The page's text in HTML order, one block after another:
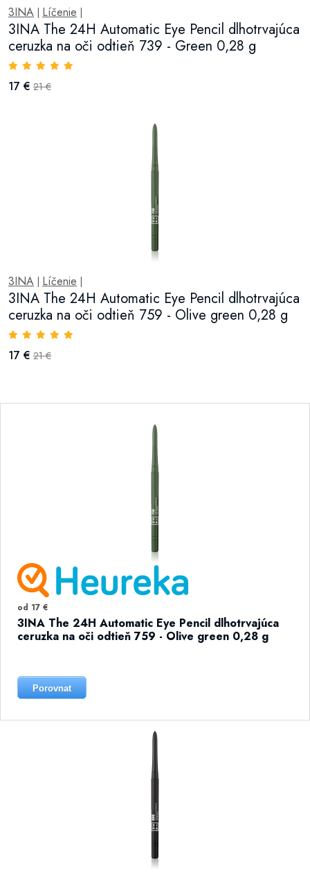
3INA Líčenie
3INA The 24H Automatic Eye Pencil dlhotrvajúca
ceruzka na oči odtieň 739 - Green 0,28 g
17 € 21 €
3INA Líčenie
3INA The 24H Automatic Eye Pencil dlhotrvajúca
ceruzka na oči odtieň 759 - Olive green 0,28 g
17 € 21 €
od 17 €
3INA The 24H Automatic Eye Pencil dlhotrvajúca
ceruzka na oči odtieň 759 - Olive green 0,28 g
Porovnat